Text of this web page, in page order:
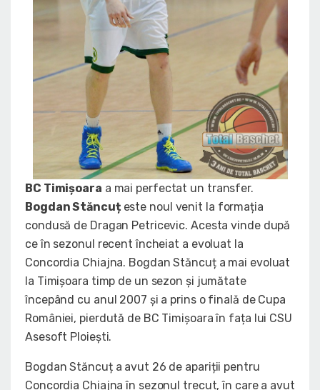
BC Timișoara a mai perfectat un transfer.
Bogdan Stăncuțeste noul venit la formația
condusă de Dragan Petricevic. Acesta vinde după
ce în sezonul recent încheiat a evoluat la
Concordia Chiajna. Bogdan Stăncuț a mai evoluat
la Timișoara timp de un sezon și jumătate
începând cu anul 2007 și a prins o finală de Cupa
României, pierdută de BC Timișoara în fața lui CSU
Asesoft Ploiești.
Bogdan Stăncuț a avut 26 de apariții pentru
Concordia Chiajna în sezonul trecut, în care a avut